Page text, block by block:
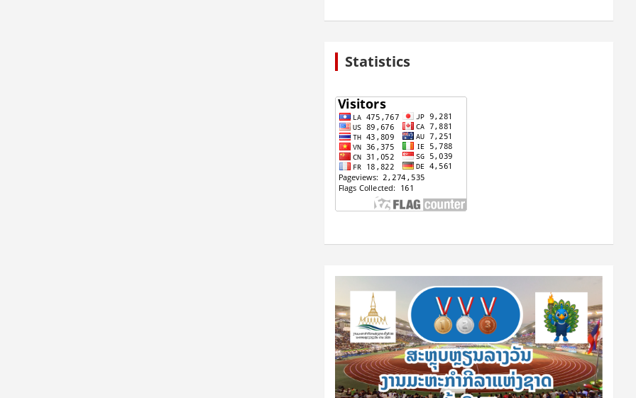
Statistics